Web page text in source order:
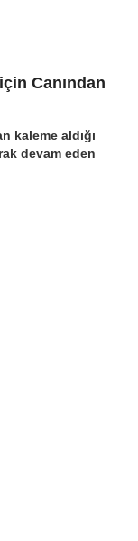
Canından
kaleme aldığı
devam eden